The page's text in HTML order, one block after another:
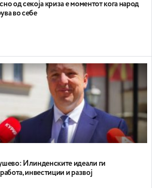
од секоја криза е моментот кога народ
во себе
Илинденските идеали ги
инвестиции и развој